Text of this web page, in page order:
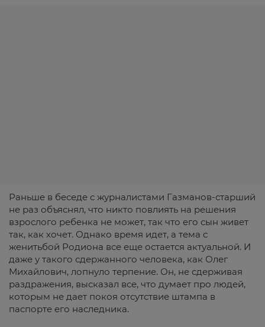
Раньше в беседе с журналистами Газманов-старший
не раз объяснял, что никто повлиять на решения
взрослого ребенка не может, так что его сын живет
так, как хочет. Однако время идет, а тема с
женитьбой Родиона все еще остается актуальной. И
даже у такого сдержанного человека, как Олег
Михайлович, лопнуло терпение. Он, не сдерживая
раздражения, высказал все, что думает про людей,
которым не дает покоя отсутствие штампа в
паспорте его наследника.